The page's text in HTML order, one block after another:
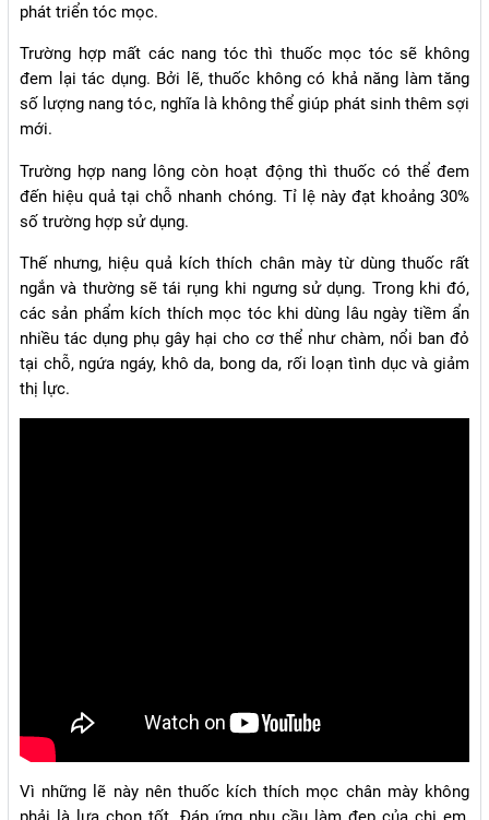
phát triển tóc mọc.
Trường hợp mất các nang tóc thì thuốc mọc tóc sẽ không
đem lại tác dụng. Bởi lẽ, thuốc không có khả năng làm tăng
số lượng nang tóc, nghĩa là không thể giúp phát sinh thêm sợi
mới.
Trường hợp nang lông còn hoạt động thì thuốc có thể đem
đến hiệu quả tại chỗ nhanh chóng. Tỉ lệ này đạt khoảng 30%
số trường hợp sử dụng.
Thế nhưng, hiệu quả kích thích chân mày từ dùng thuốc rất
ngắn và thường sẽ tái rụng khi ngưng sử dụng. Trong khi đó,
các sản phẩm kích thích mọc tóc khi dùng lâu ngày tiềm ẩn
nhiều tác dụng phụ gây hại cho cơ thể như chàm, nổi ban đỏ
tại chỗ, ngứa ngáy, khô da, bong da, rối loạn tình dục và giảm
thị lực.
Vì những lẽ này nên thuốc kích thích mọc chân mày không